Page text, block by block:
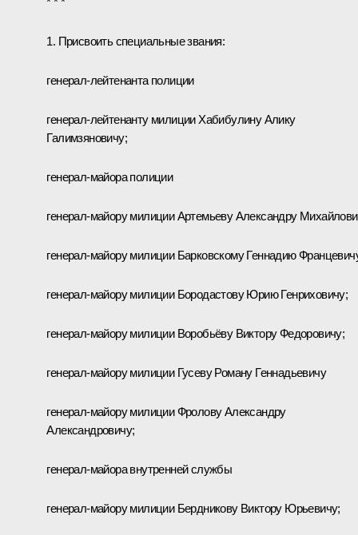
1. Присвоить специальные звания:
генерал-лейтенанта полиции
генерал-лейтенанту милиции Хабибулину Алику
Галимзяновичу;
генерал-майора полиции
генерал-майору милиции Артемьеву Александру
генерал-майору милиции Барковскому Геннадию
генерал-майору милиции Бородастову Юрию Генриховичу;
генерал-майору милиции Воробьёву Виктору Федоровичу;
генерал-майору милиции Гусеву Роману Геннадьевичу
генерал-майору милиции Фролову Александру
Александровичу;
генерал-майора внутренней службы
генерал-майору милиции Бердникову Виктору Юрьевичу;